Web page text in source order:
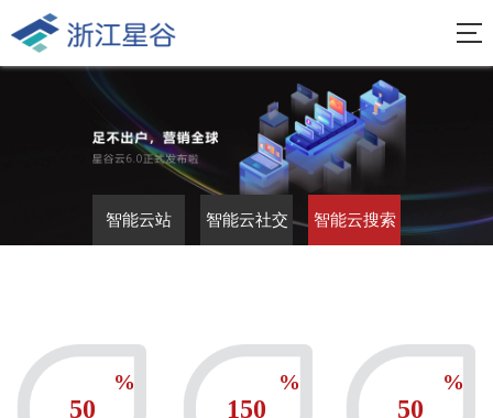
智能云站 智能云社交 智能云搜索
%
50
%
150
%
50